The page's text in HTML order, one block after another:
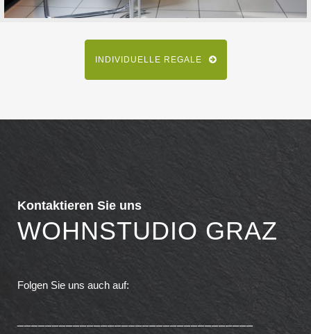
INDIVIDUELLE REGALE
Kontaktieren Sie uns
WOHNSTUDIO GRAZ
Folgen Sie uns auch auf: